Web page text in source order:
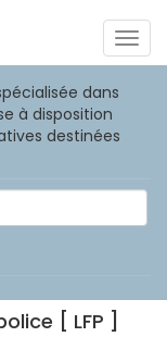
dans
à disposition
destinées
[ LFP ]